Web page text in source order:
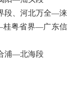
、河北万全—涞
粤省界—广东信
—北海段